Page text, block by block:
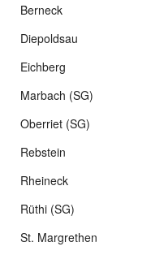
Berneck
Diepoldsau
Eichberg
Marbach (SG)
Oberriet (SG)
Rebstein
Rheineck
Rüthi (SG)
St. Margrethen